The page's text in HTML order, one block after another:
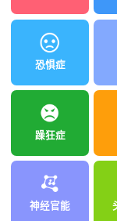
恐惧症
躁狂症
神经官能